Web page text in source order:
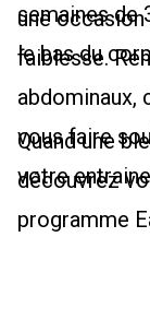
semaines de
le bas du
une
faiblesse.
abdominaux,
vous faire
votre
Quand une
découvrez
programme